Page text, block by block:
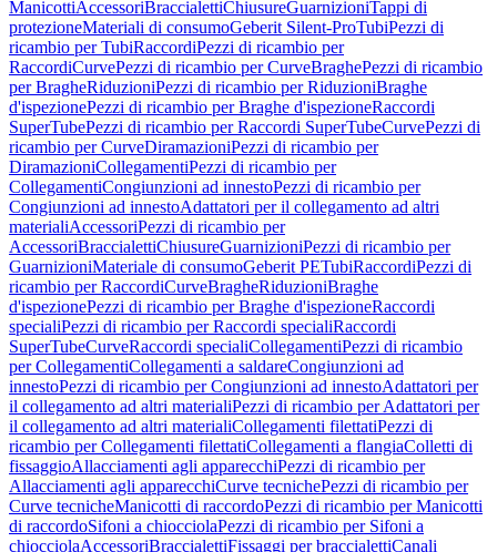
ManicottiAccessoriBraccialettiChiusureGuarnizioniTappi di
protezioneMateriali di consumoGeberit Silent-ProTubiPezzi di
ricambio per TubiRaccordiPezzi di ricambio per
RaccordiCurvePezzi di ricambio per CurveBraghePezzi di ricambio
per BragheRiduzioniPezzi di ricambio per RiduzioniBraghe
d'ispezionePezzi di ricambio per Braghe d'ispezioneRaccordi
SuperTubePezzi di ricambio per Raccordi SuperTubeCurvePezzi di
ricambio per CurveDiramazioniPezzi di ricambio per
DiramazioniCollegamentiPezzi di ricambio per
CollegamentiCongiunzioni ad innestoPezzi di ricambio per
Congiunzioni ad innestoAdattatori per il collegamento ad altri
materialiAccessoriPezzi di ricambio per
AccessoriBraccialettiChiusureGuarnizioniPezzi di ricambio per
GuarnizioniMateriale di consumoGeberit PETubiRaccordiPezzi di
ricambio per RaccordiCurveBragheRiduzioniBraghe
d'ispezionePezzi di ricambio per Braghe d'ispezioneRaccordi
specialiPezzi di ricambio per Raccordi specialiRaccordi
SuperTubeCurveRaccordi specialiCollegamentiPezzi di ricambio
per CollegamentiCollegamenti a saldareCongiunzioni ad
innestoPezzi di ricambio per Congiunzioni ad innestoAdattatori per
il collegamento ad altri materialiPezzi di ricambio per Adattatori per
il collegamento ad altri materialiCollegamenti filettatiPezzi di
ricambio per Collegamenti filettatiCollegamenti a flangiaColletti di
fissaggioAllacciamenti agli apparecchiPezzi di ricambio per
Allacciamenti agli apparecchiCurve tecnichePezzi di ricambio per
Curve tecnicheManicotti di raccordoPezzi di ricambio per Manicotti
di raccordoSifoni a chiocciolaPezzi di ricambio per Sifoni a
chiocciolaAccessoriBraccialettiFissaggi per braccialettiCanali